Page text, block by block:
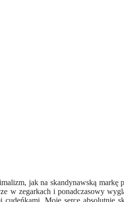
jak na skandynawską markę
w zegarkach i ponadczasowy
Moje serce absolutnie